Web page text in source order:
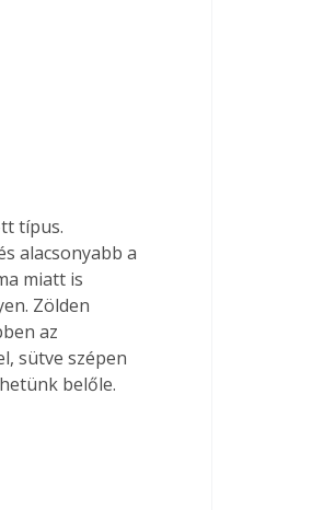
típus.
alacsonyabb a
miatt is
Zölden
az
sütve szépen
belőle.